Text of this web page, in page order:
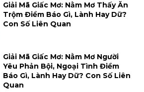
Giải Mã Giấc Mơ: Nằm Mơ Thấy Ăn
Trộm Điềm Báo Gì, Lành Hay Dữ?
Con Số Liên Quan
Giải Mã Giấc Mơ: Nằm Mơ Người
Yêu Phản Bội, Ngoại Tình Điềm
Báo Gì, Lành Hay Dữ? Con Số Liên
Quan